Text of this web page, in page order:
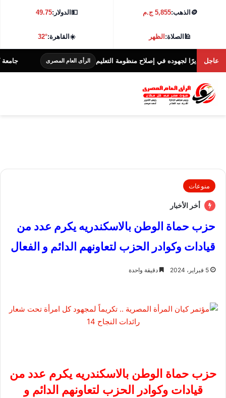
🪙 الذهب:5,855 ج.م 💵الدولار:49.75
🕌الصلاة:الظهر ☀️القاهرة:32°
عاجللجهوده في إصلاح منظومة التعليم الرأى العام المصرى جامعة كفر الشيخ تطلق
منوعات
أخر الأخبار
حزب حماة الوطن بالاسكندريه يكرم عدد من
قيادات وكوادر الحزب لتعاونهم الدائم و الفعال
5 فبراير، 2024 دقيقة واحدة
حزب حماة الوطن بالاسكندريه يكرم عدد من
قيادات وكوادر الحزب لتعاونهم الدائم و